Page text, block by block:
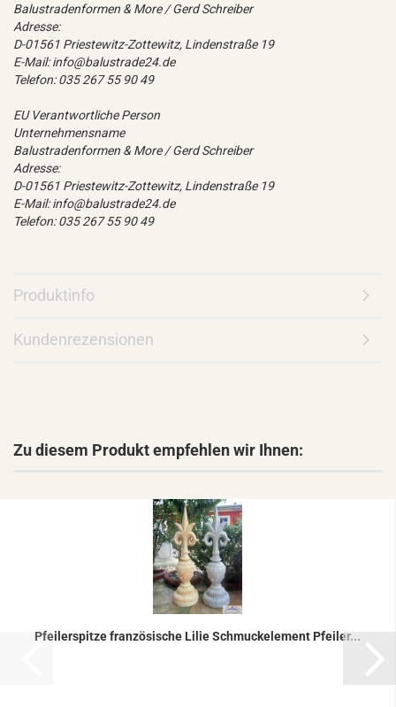
Balustradenformen & More / Gerd Schreiber
Adresse:
D-01561 Priestewitz-Zottewitz, Lindenstraße 19
E-Mail: info@balustrade24.de
Telefon: 035 267 55 90 49
EU Verantwortliche Person
Unternehmensname
Balustradenformen & More / Gerd Schreiber
Adresse:
D-01561 Priestewitz-Zottewitz, Lindenstraße 19
E-Mail: info@balustrade24.de
Telefon: 035 267 55 90 49
Produktinfo
Kundenrezensionen
Zu diesem Produkt empfehlen wir Ihnen:
Pfei­ler­spit­ze fran­zö­si­sche Lilie Schmuck­ele­ment Pfei­ler...